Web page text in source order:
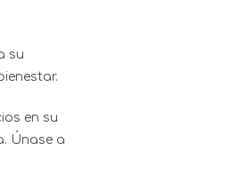
su
en su
Únase a